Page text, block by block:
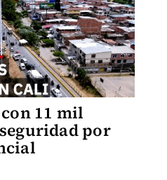
11 mil
por